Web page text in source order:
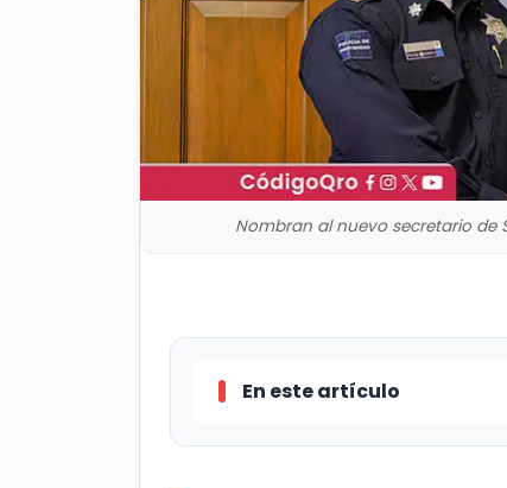
Nombran al nuevo secretario de
En este artículo